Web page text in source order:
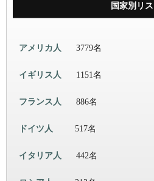
国家別リ
アメリカ人 3779名
イギリス人 1151名
フランス人 886名
ドイツ人 517名
イタリア人 442名